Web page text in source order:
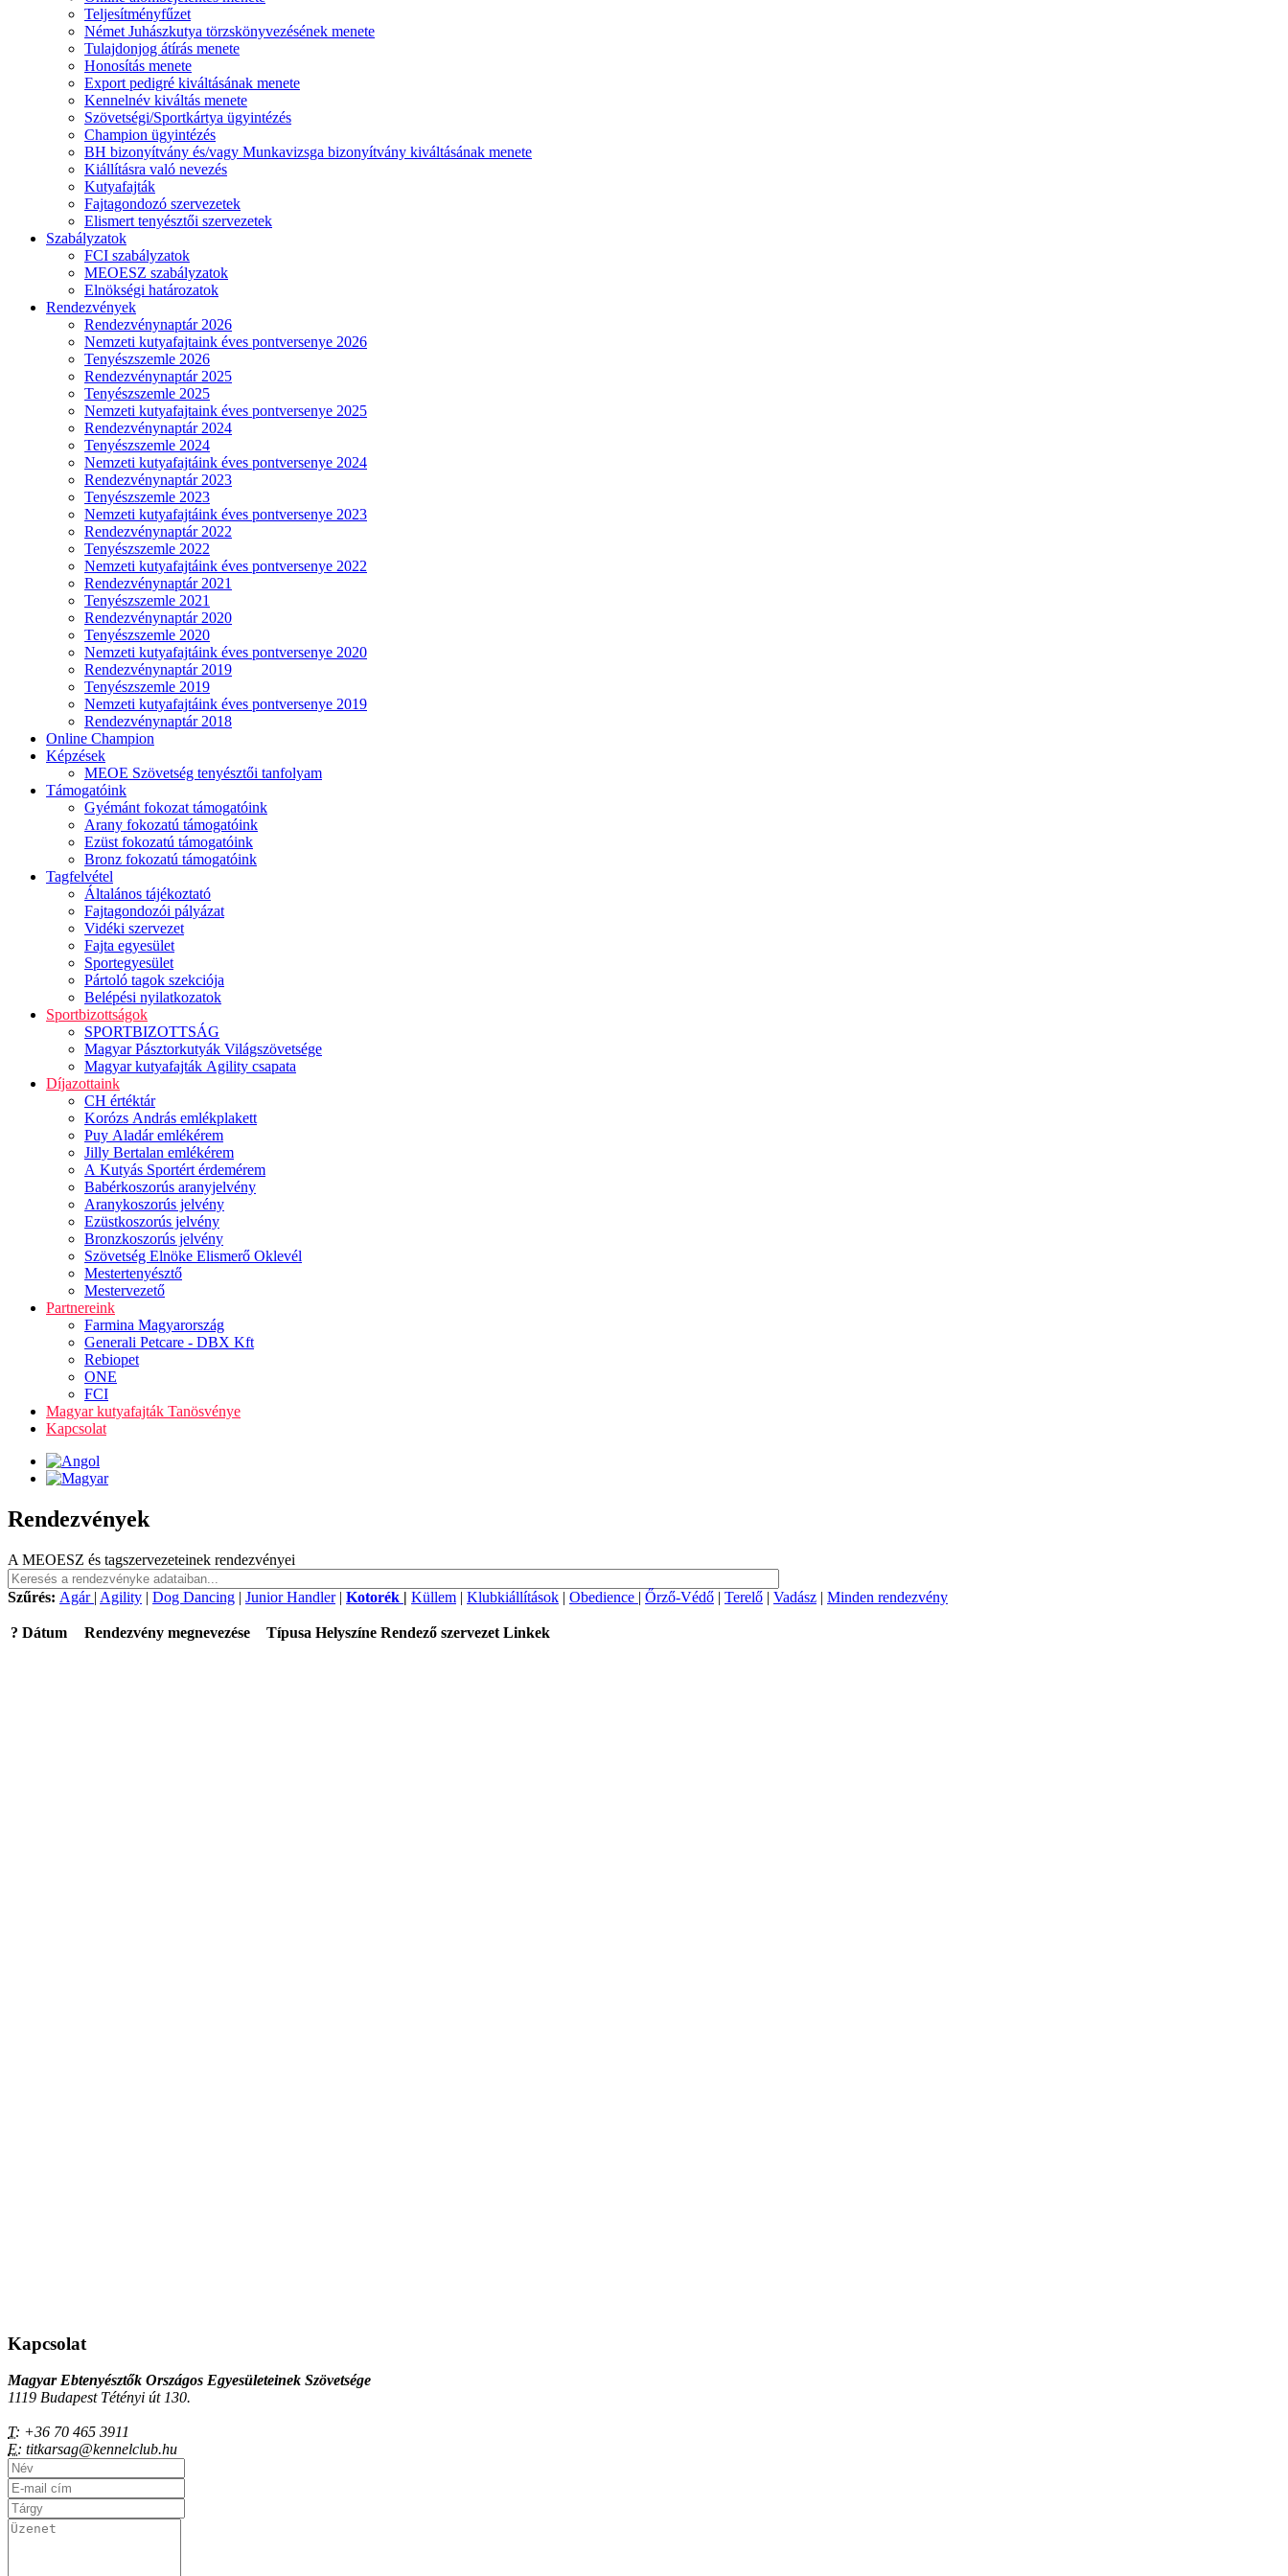
Teljesítményfűzet
Német Juhászkutya törzskönyvezésének menete
Tulajdonjog átírás menete
Honosítás menete
Export pedigré kiváltásának menete
Kennelnév kiváltás menete
Szövetségi/Sportkártya ügyintézés
Champion ügyintézés
BH bizonyítvány és/vagy Munkavizsga bizonyítvány kiváltásának menete
Kiállításra való nevezés
Kutyafajták
Fajtagondozó szervezetek
Elismert tenyésztői szervezetek
Szabályzatok
FCI szabályzatok
MEOESZ szabályzatok
Elnökségi határozatok
Rendezvények
Rendezvénynaptár 2026
Nemzeti kutyafajtaink éves pontversenye 2026
Tenyészszemle 2026
Rendezvénynaptár 2025
Tenyészszemle 2025
Nemzeti kutyafajtaink éves pontversenye 2025
Rendezvénynaptár 2024
Tenyészszemle 2024
Nemzeti kutyafajtáink éves pontversenye 2024
Rendezvénynaptár 2023
Tenyészszemle 2023
Nemzeti kutyafajtáink éves pontversenye 2023
Rendezvénynaptár 2022
Tenyészszemle 2022
Nemzeti kutyafajtáink éves pontversenye 2022
Rendezvénynaptár 2021
Tenyészszemle 2021
Rendezvénynaptár 2020
Tenyészszemle 2020
Nemzeti kutyafajtáink éves pontversenye 2020
Rendezvénynaptár 2019
Tenyészszemle 2019
Nemzeti kutyafajtáink éves pontversenye 2019
Rendezvénynaptár 2018
Online Champion
Képzések
MEOE Szövetség tenyésztői tanfolyam
Támogatóink
Gyémánt fokozat támogatóink
Arany fokozatú támogatóink
Ezüst fokozatú támogatóink
Bronz fokozatú támogatóink
Tagfelvétel
Általános tájékoztató
Fajtagondozói pályázat
Vidéki szervezet
Fajta egyesület
Sportegyesület
Pártoló tagok szekciója
Belépési nyilatkozatok
Sportbizottságok
SPORTBIZOTTSÁG
Magyar Pásztorkutyák Világszövetsége
Magyar kutyafajták Agility csapata
Díjazottaink
CH értéktár
Korózs András emlékplakett
Puy Aladár emlékérem
Jilly Bertalan emlékérem
A Kutyás Sportért érdemérem
Babérkoszorús aranyjelvény
Aranykoszorús jelvény
Ezüstkoszorús jelvény
Bronzkoszorús jelvény
Szövetség Elnöke Elismerő Oklevél
Mestertenyésztő
Mestervezető
Partnereink
Farmina Magyarország
Generali Petcare - DBX Kft
Rebiopet
ONE
FCI
Magyar kutyafajták Tanösvénye
Kapcsolat
Rendezvények
A MEOESZ és tagszervezeteinek rendezvényei
Szűrés: Agár | Agility | Dog Dancing | Junior Handler| Kotorék | Küllem | Klubkiállítások | Obedience | Őrző-Védő | Terelő | Vadász | Minden rendezvény
? Dátum Rendezvény megnevezése Típusa Helyszíne Rendező szervezet Linkek
Kapcsolat
Magyar Ebtenyésztők Országos Egyesületeinek Szövetsége
1119 Budapest Tétényi út 130.
T: +36 70 465 3911
E: titkarsag@kennelclub.hu